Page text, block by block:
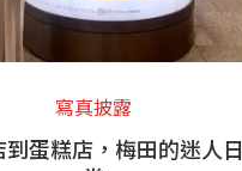
寫真披露
蛋糕店，梅田的迷人日